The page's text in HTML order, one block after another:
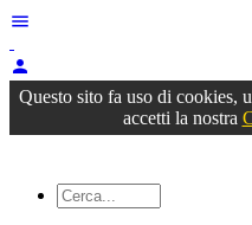
menu
person
Questo sito fa uso di cookies,
accetti la nostra